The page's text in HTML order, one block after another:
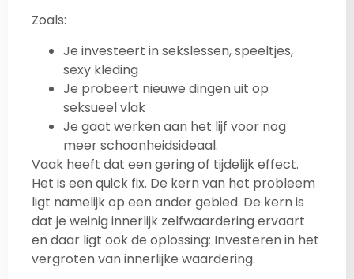
Zoals:
Je investeert in sekslessen, speeltjes,
sexy kleding
Je probeert nieuwe dingen uit op
seksueel vlak
Je gaat werken aan het lijf voor nog
meer schoonheidsideaal.
Vaak heeft dat een gering of tijdelijk effect.
Het is een quick fix. De kern van het probleem
ligt namelijk op een ander gebied. De kern is
dat je weinig innerlijk zelfwaardering ervaart
en daar ligt ook de oplossing: Investeren in het
vergroten van innerlijke waardering.